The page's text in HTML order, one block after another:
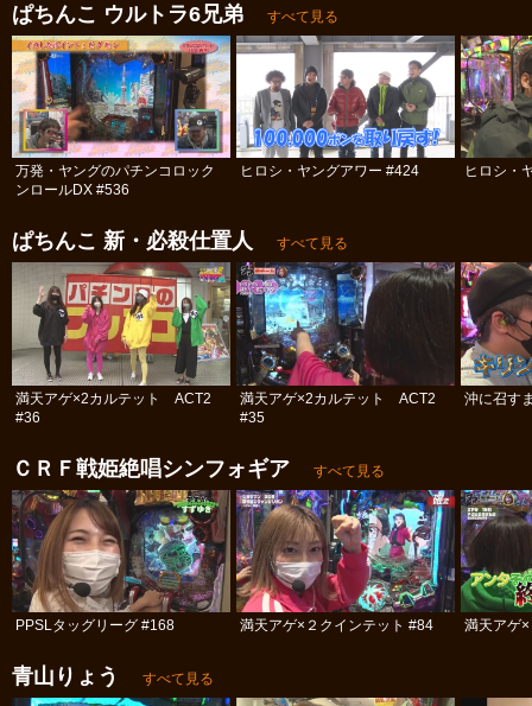
ぱちんこ ウルトラ6兄弟 すべて見る
万発・ヤングのパチンコロック
ンロールDX #536
ヒロシ・ヤングアワー #424 ヒロシ・
ぱちんこ 新・必殺仕置人 すべて見る
満天アゲ×2カルテット ACT2
#36
満天アゲ×2カルテット ACT2
#35
沖に召す
ＣＲＦ戦姫絶唱シンフォギア すべて見る
PPSLタッグリーグ #168 満天アゲ×２クインテット #84 満天アゲ
青山りょう すべて見る